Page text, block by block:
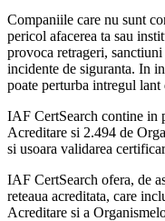
Companiile care nu sunt
pericol afacerea ta sau
provoca retrageri,
incidente de siguranta. In
poate perturba intregul lant
IAF CertSearch contine in
Acreditare si 2.494 de
si usoara validarea
IAF CertSearch ofera, de
reteaua acreditata, care
Acreditare si a